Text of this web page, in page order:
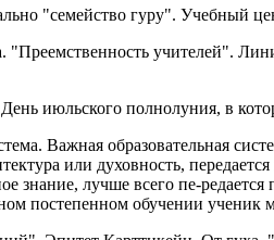
"семейство гуру". Учебный
"Преемственность учителей".
июльского полнолуния, в
Важная образовательная
или духовность,
знание, лучше всего пе-
постепенном обучении ученик